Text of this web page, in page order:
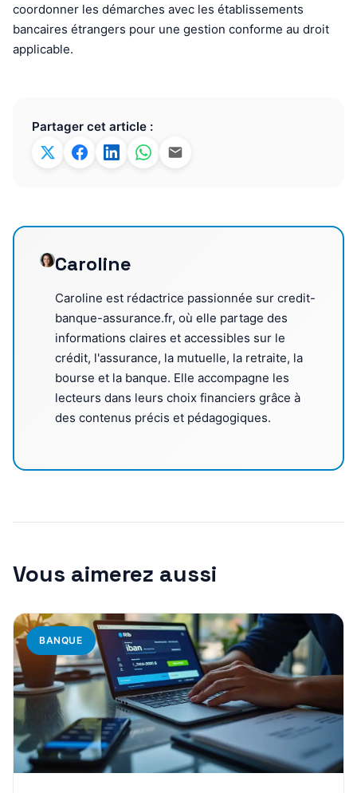
coordonner les démarches avec les établissements
bancaires étrangers pour une gestion conforme au droit
applicable.
Partager cet article :
Caroline
Caroline est rédactrice passionnée sur credit-
banque-assurance.fr, où elle partage des
informations claires et accessibles sur le
crédit, l'assurance, la mutuelle, la retraite, la
bourse et la banque. Elle accompagne les
lecteurs dans leurs choix financiers grâce à
des contenus précis et pédagogiques.
Vous aimerez aussi
BANQUE